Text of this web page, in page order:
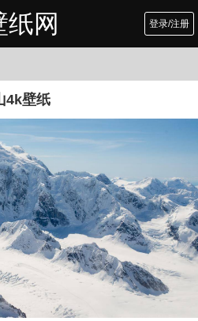
纸网 登录/注册
4k壁纸